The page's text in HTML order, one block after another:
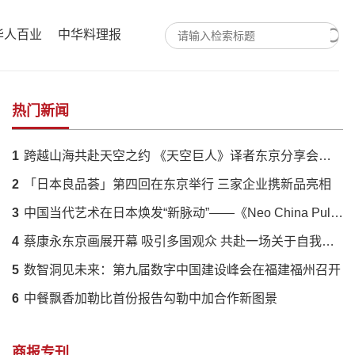
人百业 中华料理报
热门新闻
1 跨越山海共赴天空之约 《天空巨人》译者东京分享会落幕 解码蔡国强火药艺术与中日文化羁绊
2 「日本良品荟」第四回在东京举行 三家企业携新品亮相
3 中国当代艺术在日本焕发“新脉动”——《Neo China Pulse》展呈现传统与创新的时代对话
4 蔡康永东京画展开幕 吸引多国观众 共赴一场关于自我的对话
5 数智洞见未来：第九届数字中国建设峰会在福建福州召开
6 中餐飘香加勒比首份报告勾勒中加合作新图景